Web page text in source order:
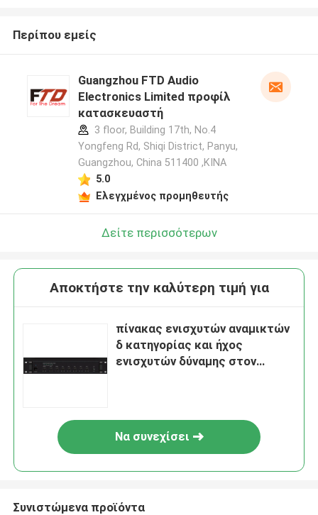
Περίπου εμείς
Guangzhou FTD Audio
Electronics Limited προφίλ
κατασκευαστή
3 floor, Building 17th, No.4
Yongfeng Rd, Shiqi District, Panyu,
Guangzhou, China 511400 ,ΚΙΝΑ
5.0
Ελεγχμένος προμηθευτής
Δείτε περισσότερων
Αποκτήστε την καλύτερη τιμή για
πίνακας ενισχυτών αναμικτών
δ κατηγορίας και ήχος
ενισχυτών δύναμης στον
Να συνεχίσει
Συνιστώμενα προϊόντα